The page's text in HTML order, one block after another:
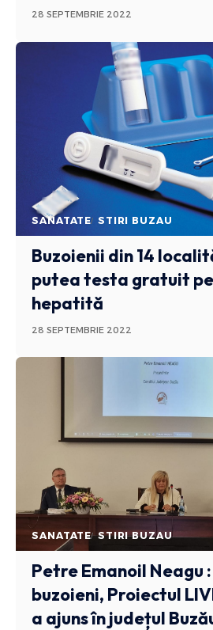
28 SEPTEMBRIE 2022
SANATATE STIRI BUZAU
Buzoienii din 14
putea testa gratuit
hepatită
28 SEPTEMBRIE 2022
SANATATE STIRI BUZAU
Petre Emanoil Neagu
buzoieni, Proiectul
a ajuns în județul